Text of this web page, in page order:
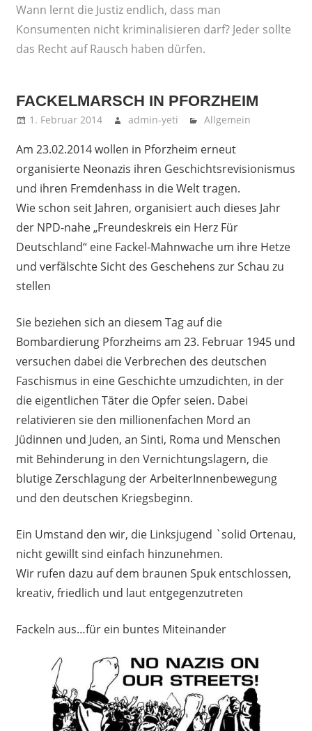
Wann lernt die Justiz endlich, dass man
Konsumenten nicht kriminalisieren darf? Jeder sollte
das Recht auf Rausch haben dürfen.
FACKELMARSCH IN PFORZHEIM
1. Februar 2014 admin-yeti Allgemein
Am 23.02.2014 wollen in Pforzheim erneut
organisierte Neonazis ihren Geschichtsrevisionismus
und ihren Fremdenhass in die Welt tragen.
Wie schon seit Jahren, organisiert auch dieses Jahr
der NPD-nahe „Freundeskreis ein Herz Für
Deutschland“ eine Fackel-Mahnwache um ihre Hetze
und verfälschte Sicht des Geschehens zur Schau zu
stellen
Sie beziehen sich an diesem Tag auf die
Bombardierung Pforzheims am 23. Februar 1945 und
versuchen dabei die Verbrechen des deutschen
Faschismus in eine Geschichte umzudichten, in der
die eigentlichen Täter die Opfer seien. Dabei
relativieren sie den millionenfachen Mord an
Jüdinnen und Juden, an Sinti, Roma und Menschen
mit Behinderung in den Vernichtungslagern, die
blutige Zerschlagung der ArbeiterInnenbewegung
und den deutschen Kriegsbeginn.
Ein Umstand den wir, die Linksjugend `solid Ortenau,
nicht gewillt sind einfach hinzunehmen.
Wir rufen dazu auf dem braunen Spuk entschlossen,
kreativ, friedlich und laut entgegenzutreten
Fackeln aus…für ein buntes Miteinander